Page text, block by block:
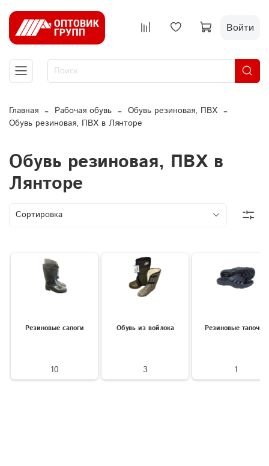
Войти
Главная Рабочая обувь
Обувь резиновая, ПВХ
Обувь резиновая, ПВХ в Лянторе
Обувь резиновая, ПВХ в
Лянторе
Резиновые сапоги
10
Обувь из войлока
3
Резиновые тапочки
1